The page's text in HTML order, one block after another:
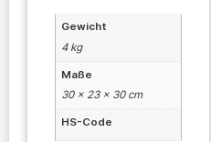
Gewicht
4 kg
Maße
30 × 23 × 30 cm
HS-Code